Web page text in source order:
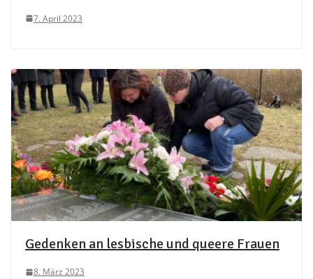
7. April 2023
Gedenken an lesbische und queere Frauen
8. März 2023